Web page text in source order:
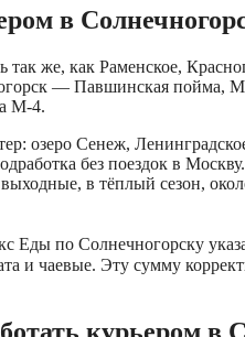
в
так же, как Раменское,
— Павшинская
М-4.
озеро Сенеж,
без поездок в
в тёплый сезон,
Еды по Солнечногорску
и чаевые. Эту сумму